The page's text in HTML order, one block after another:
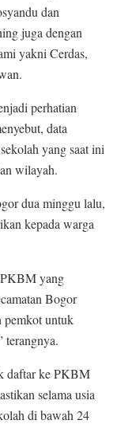
dan
juga dengan
yakni Cerdas,
perhatian
data
yang saat ini
wilayah.
dua minggu lalu,
kepada warga
PKBM yang
Bogor
pemkot untuk
terangnya.
daftar ke PKBM
selama usia
di bawah 24